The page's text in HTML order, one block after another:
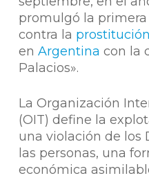
promulgó la
contra la
en Argentina con la
Palacios».​
La Organización
(OIT) define la
una violación de los
las personas, una
económica